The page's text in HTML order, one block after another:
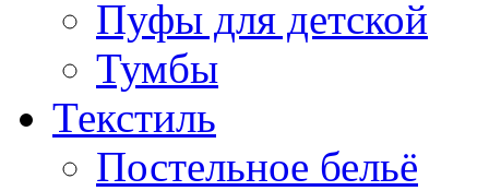
Пуфы для детской
Тумбы
Текстиль
Постельное бельё